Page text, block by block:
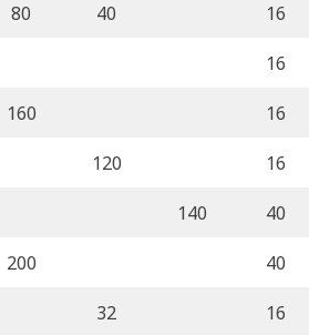
80 40 16
16
160 16
120 16
140 40
200 40
32 16